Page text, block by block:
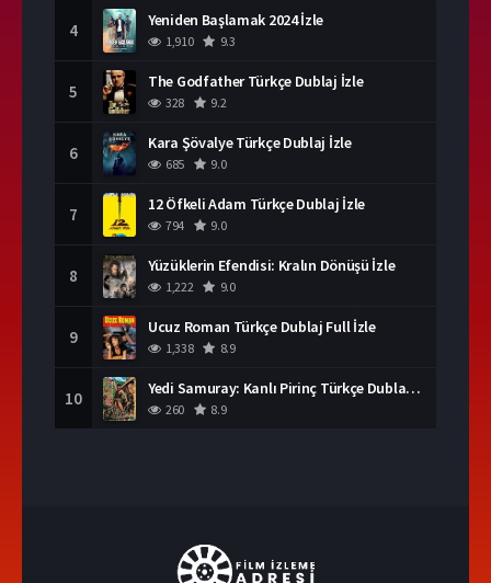
4 Yeniden Başlamak 2024 İzle
1,910 9.3
5 The Godfather Türkçe Dublaj İzle
328 9.2
6 Kara Şövalye Türkçe Dublaj İzle
685 9.0
7 12 Öfkeli Adam Türkçe Dublaj İzle
794 9.0
8 Yüzüklerin Efendisi: Kralın Dönüşü İzle
1,222 9.0
9 Ucuz Roman Türkçe Dublaj Full İzle
1,338 8.9
10 Yedi Samuray: Kanlı Pirinç Türkçe Dublaj İzle
260 8.9